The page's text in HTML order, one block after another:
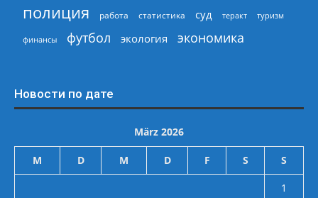
полиция работа статистика суд теракт туризм
финансы футбол экология экономика
Новости по дате
März 2026
M D M D F S S
1